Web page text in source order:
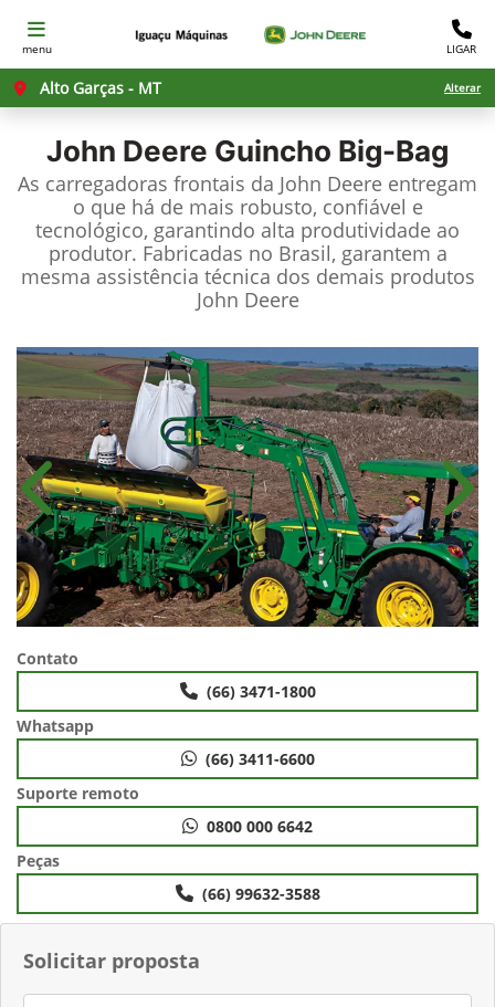
menu LIGAR
Alto Garças - MT Alterar
John Deere Guincho Big-Bag
As carregadoras frontais da John Deere entregam
o que há de mais robusto, confiável e
tecnológico, garantindo alta produtividade ao
produtor. Fabricadas no Brasil, garantem a
mesma assistência técnica dos demais produtos
John Deere
Solicitar proposta
Anterior
Contato
(66) 3471-1800
Whatsapp
(66) 3411-6600
Suporte remoto
0800 000 6642
Peças
(66) 99632-3588